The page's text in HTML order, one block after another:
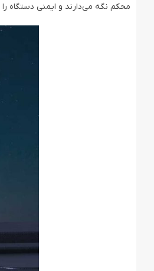
محکم نگه می‌دارند و ایمنی دستگاه